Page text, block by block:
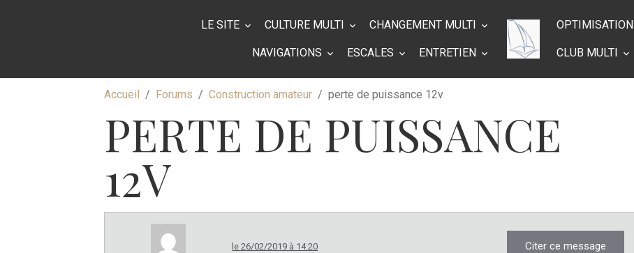
LE SITE CULTURE MULTI CHANGEMENT MULTI
NAVIGATIONS ESCALES ENTRETIEN
OPTIMISATION
CLUB MULTI
Accueil Forums Construction amateur perte de puissance 12v
PERTE DE PUISSANCE
12V
le 26/02/2019 à 14:20 Citer ce message